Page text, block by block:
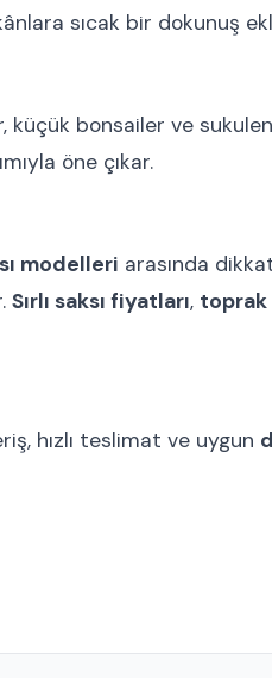
sıcak bir dokunuş
bonsailer ve
öne çıkar.
modelleri arasında
Sırlı saksı fiyatları, toprak
hızlı teslimat ve uygun